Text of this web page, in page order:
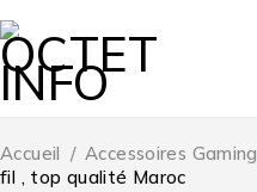
Accueil / Accessoires Gaming
fil , top qualité Maroc